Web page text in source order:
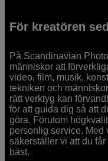
För kreatören
På Scandinavian
människor att
video, film, musik,
tekniken och
rätt verktyg kan
för att guida dig så att
göra. Förutom
personlig service. Med
säkerställer vi att du
bäst.